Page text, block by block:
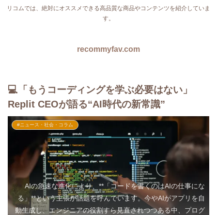
リコムでは、絶対にオススメできる高品質な商品やコンテンツを紹介していま
す。
recommyfav.com
💻「もうコーディングを学ぶ必要はない」
Replit CEOが語る“AI時代の新常識”
#ニュース・社会・コラム
AIの急速な進化により、**「コードを書くのはAIの仕事にな
る」**という主張が話題を呼んでいます。今やAIがアプリを自
動生成し、エンジニアの役割すら見直されつつある中、プログ